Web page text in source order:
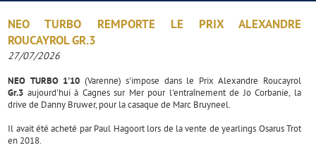
NEO TURBO REMPORTE LE PRIX ALEXANDRE
ROUCAYROL GR.3
27/07/2026
NEO TURBO 1'10 (Varenne) s'impose dans le Prix Alexandre Roucayrol
Gr.3 aujourd'hui à Cagnes sur Mer pour l'entraînement de Jo Corbanie, la
drive de Danny Bruwer, pour la casaque de Marc Bruyneel.
Il avait été acheté par Paul Hagoort lors de la vente de yearlings Osarus Trot
en 2018.